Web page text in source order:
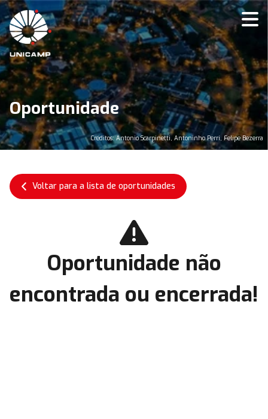
Oportunidade
Créditos: Antonio Scarpinetti, Antoninho Perri, Felipe Bezerra
Voltar para a lista de oportunidades
Oportunidade não
encontrada ou encerrada!